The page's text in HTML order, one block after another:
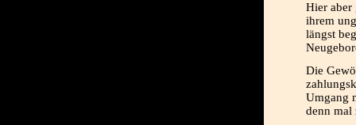
Hier aber
ihrem
längst
Die
Umgang
denn mal